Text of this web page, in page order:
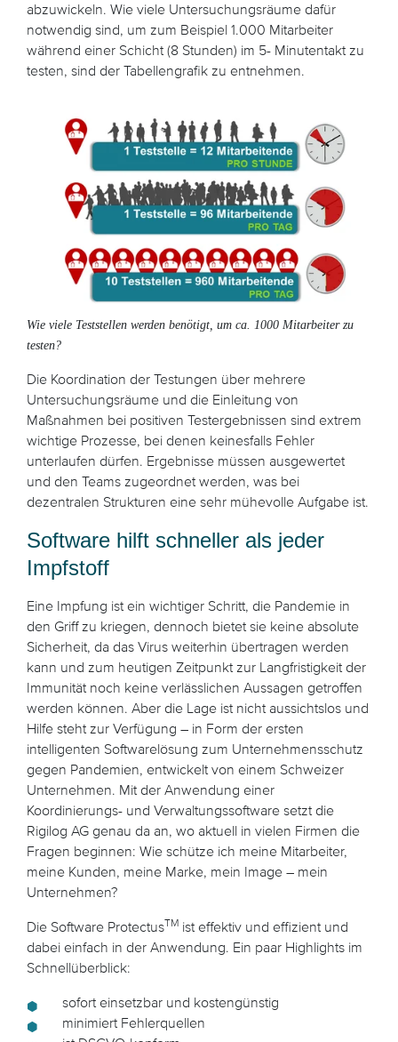
abzuwickeln. Wie viele Untersuchungsräume dafür
notwendig sind, um zum Beispiel 1.000 Mitarbeiter
während einer Schicht (8 Stunden) im 5- Minutentakt zu
testen, sind der Tabellengrafik zu entnehmen.
Wie viele Teststellen werden benötigt, um ca. 1000 Mitarbeiter zu
testen?
Die Koordination der Testungen über mehrere
Untersuchungsräume und die Einleitung von
Maßnahmen bei positiven Testergebnissen sind extrem
wichtige Prozesse, bei denen keinesfalls Fehler
unterlaufen dürfen. Ergebnisse müssen ausgewertet
und den Teams zugeordnet werden, was bei
dezentralen Strukturen eine sehr mühevolle Aufgabe ist.
Software hilft schneller als jeder
Impfstoff
Eine Impfung ist ein wichtiger Schritt, die Pandemie in
den Griff zu kriegen, dennoch bietet sie keine absolute
Sicherheit, da das Virus weiterhin übertragen werden
kann und zum heutigen Zeitpunkt zur Langfristigkeit der
Immunität noch keine verlässlichen Aussagen getroffen
werden können. Aber die Lage ist nicht aussichtslos und
Hilfe steht zur Verfügung – in Form der ersten
intelligenten Softwarelösung zum Unternehmensschutz
gegen Pandemien, entwickelt von einem Schweizer
Unternehmen. Mit der Anwendung einer
Koordinierungs- und Verwaltungssoftware setzt die
Rigilog AG genau da an, wo aktuell in vielen Firmen die
Fragen beginnen: Wie schütze ich meine Mitarbeiter,
meine Kunden, meine Marke, mein Image – mein
Unternehmen?
Die Software ProtectusTM ist effektiv und effizient und
dabei einfach in der Anwendung. Ein paar Highlights im
Schnellüberblick:
sofort einsetzbar und kostengünstig
minimiert Fehlerquellen